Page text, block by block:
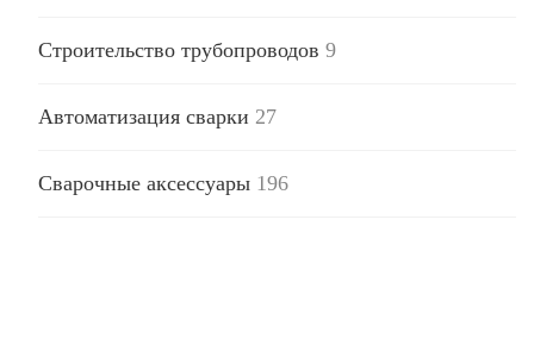
Строительство трубопроводов 9
Автоматизация сварки 27
Сварочные аксессуары 196